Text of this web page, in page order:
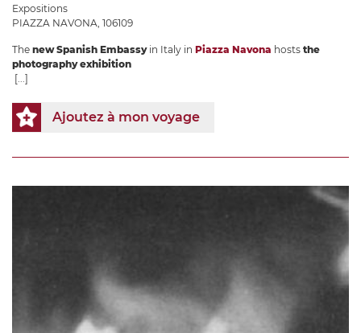
Expositions
PIAZZA NAVONA, 106109
The new Spanish Embassyin Italy in Piazza Navona hosts the
photography exhibition
[...]
Ajoutez à mon voyage